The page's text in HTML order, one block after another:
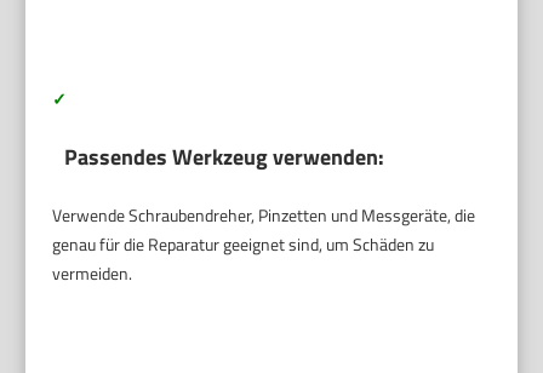
✓
Passendes Werkzeug verwenden:
Verwende Schraubendreher, Pinzetten und Messgeräte, die
genau für die Reparatur geeignet sind, um Schäden zu
vermeiden.